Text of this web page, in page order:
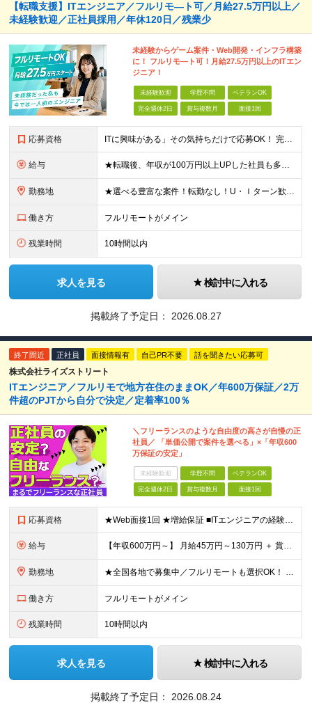
【転職支援】ITエンジニア／フルリモ―ト可／月給27.5万円以上／
未経験歓迎／正社員採用／年休120日／残業少
未経験からゲーム案件・Web開発・インフラ構築
に！ フルリモ―ト可！月給27.5万円以上のITエン
ジニア！
未経験歓迎 学歴不問 ベテランOK
完全週休2日 賞与複数月 面接1回
応募資格 ITに興味がある」その気持ちだけで応募OK！ 完全未経験OK！人柄採用！ ◆未経験歓迎 ◆学歴不問、文系理系不問 ◆第二新卒歓迎 ★経験や知識よりも、あなたの「挑戦したい」という気持ちを重視します
給与 ★転職後、年収が100万円以上UPした社員も多数！ 【未経験者】 月給27.5万円＋諸手当＋賞与 【経験者】※実務3年以上を想定 月給30万円以上＋諸手当＋賞与 ※経験やスキルに応じて決定します
勤務地 ★選べる豊富な案件！転勤なし！U・Ｉターン歓迎！ ★フルリモート案件あり！ 東京、神奈川、埼玉、千葉、愛知、大阪、兵庫、京都、広島、福岡をはじめとする全国各地のプロジェクト先。 プライム上場、グロ
働き方 フルリモートがメイン
残業時間 10時間以内
求人を見る 検討中に入れる
掲載終了予定日： 2026.08.27
終了間近 正社員 面接情報有 自己PR不要 話を聞きたい応募可
株式会社ライズストリート
ITエンジニア／フルリモで地方在住のままOK／年600万保証／2万
件超のPJTから自分で決定／定着率100％
＼フリーランスのような自由度の高さが自慢の正
社員／ 「単価公開で案件を選べる」×「年収600
万保証の安定」
未経験歓迎 学歴不問 ベテランOK
完全週休2日 賞与複数月 面接1回
応募資格 ★Web面接1回 ★増給保証 ■ITエンジニアの経験をお持ちの方（1年以上）※言語や担当フェーズは不問 ■学歴不問 ※ブランクのある方も歓迎！転職回数も問いません 【全国で活躍するエンジニアの定着
給与 【年収600万円～】 月給45万円～130万円 ＋ 賞与年2回（108万円～） ＋ 高還元（単価の80％～92％） ※残業代は1分単位で100％全額支給。サービス残業などは一切ありません ※試用期間6
勤務地 ★全国各地で募集中／フルリモートも選択OK！ ご自宅から通いやすい「全国のプロジェクト先」または「フルリモート・リモート」での勤務となります。 ※リモート実施率：96％ ※フルリモート勤務：多数実績
働き方 フルリモートがメイン
残業時間 10時間以内
求人を見る 検討中に入れる
掲載終了予定日： 2026.08.24